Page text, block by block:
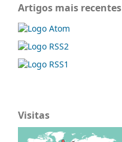
Artigos mais recentes
Visitas